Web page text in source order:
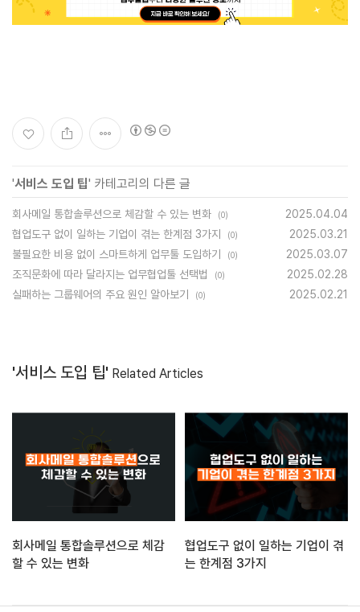
'서비스 도입 팁' 카테고리의 다른 글
회사메일 통합솔루션으로 체감할 수 있는 변화 (0)
2025.04.04
협업도구 없이 일하는 기업이 겪는 한계점 3가지
(0)
2025.03.21
불필요한 비용 없이 스마트하게 업무툴 도입하기
(0)
2025.03.07
조직문화에 따라 달라지는 업무협업툴 선택법
(0)
2025.02.28
실패하는 그룹웨어의 주요 원인 알아보기
(0) 2025.02.21
'서비스 도입 팁' Related Articles
회사메일 통합솔루션으로 체감
할 수 있는 변화
협업도구 없이 일하는 기업이 겪
는 한계점 3가지